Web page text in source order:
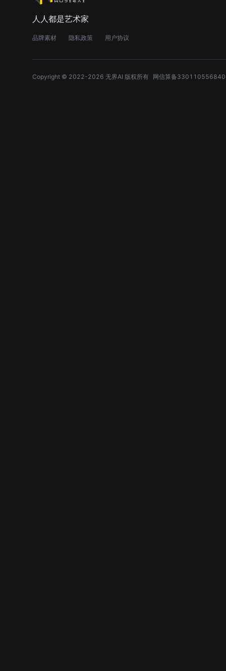
人人都是艺术家
品牌素材 隐私政策 用户协议
Copyright © 2022-2026 无界AI 版权所有 网信算备